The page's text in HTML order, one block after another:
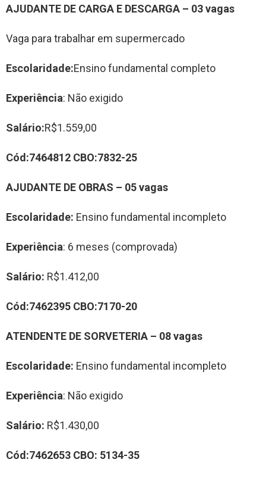
AJUDANTE DE CARGA E DESCARGA – 03vagas
Vaga para trabalhar em supermercado
Escolaridade:Ensino fundamental completo
Experiência: Não exigido
Salário:R$1.559,00
Cód:7464812 CBO:7832-25
AJUDANTE DE OBRAS – 05vagas
Escolaridade: Ensino fundamental incompleto
Experiência: 6 meses (comprovada)
Salário: R$1.412,00
Cód:7462395 CBO:7170-20
ATENDENTE DE SORVETERIA – 08vagas
Escolaridade: Ensino fundamental incompleto
Experiência: Não exigido
Salário: R$1.430,00
Cód:7462653 CBO: 5134-35